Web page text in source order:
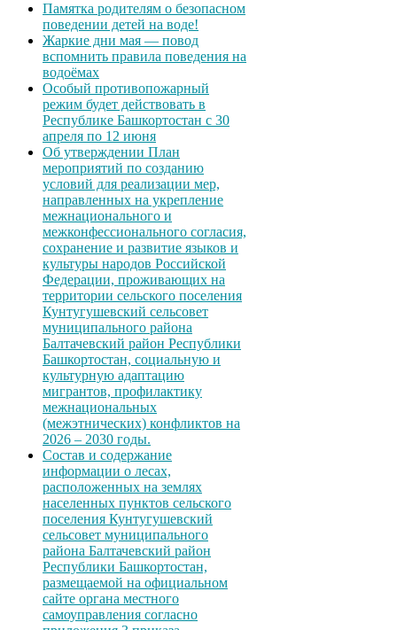
Памятка родителям о безопасном
поведении детей на воде!
Жаркие дни мая — повод
вспомнить правила поведения на
водоёмах
Особый противопожарный
режим будет действовать в
Республике Башкортостан с 30
апреля по 12 июня
Об утверждении План
мероприятий по созданию
условий для реализации мер,
направленных на укрепление
межнационального и
межконфессионального согласия,
сохранение и развитие языков и
культуры народов Российской
Федерации, проживающих на
территории сельского поселения
Кунтугушевский сельсовет
муниципального района
Балтачевский район Республики
Башкортостан, социальную и
культурную адаптацию
мигрантов, профилактику
межнациональных
(межэтнических) конфликтов на
2026 – 2030 годы.
Состав и содержание
информации о лесах,
расположенных на землях
населенных пунктов сельского
поселения Кунтугушевский
сельсовет муниципального
района Балтачевский район
Республики Башкортостан,
размещаемой на официальном
сайте органа местного
самоуправления согласно